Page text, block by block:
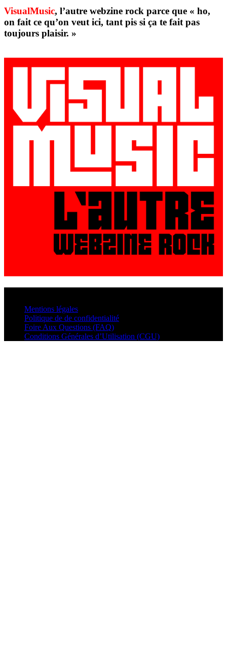
VisualMusic, l’autre webzine rock parce que « ho,
on fait ce qu’on veut ici, tant pis si ça te fait pas
toujours plaisir. »
Mentions légales
Politique de de confidentialité
Foire Aux Questions (FAQ)
Conditions Générales d’Utilisation (CGU)